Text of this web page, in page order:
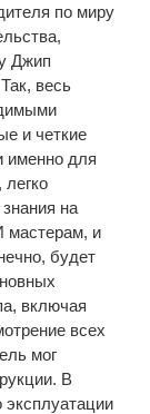
по миру
Джип
весь
и четкие
именно для
легко
на
мастерам, и
будет
включая
всех
мог
В
эксплуатации